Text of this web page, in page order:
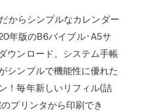
からシンプルなカレンダー
年版のB6バイブル･A5サ
ウンロード。システム手帳
シンプルで機能性に優れた
！毎年新しいリフィル(詰
プリンタから印刷でき